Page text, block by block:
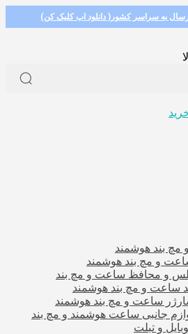
به سراسر کشور( دانلود اپ کلیک کن)
بند هوشمند
و مچ بند هوشمند
و محافظ ساعت و مچ بند
ساعت و مچ بند هوشمند
ساعت و مچ بند هوشمند
جانبی ساعت هوشمند و مچ بند
و تبلت